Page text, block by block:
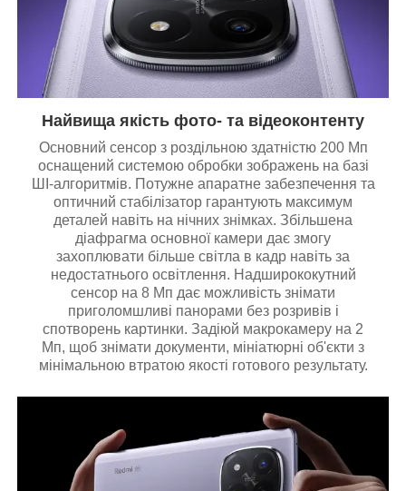
Найвища якість фото- та відеоконтенту
Основний сенсор з роздільною здатністю 200 Мп
оснащений системою обробки зображень на базі
ШІ-алгоритмів. Потужне апаратне забезпечення та
оптичний стабілізатор гарантують максимум
деталей навіть на нічних знімках. Збільшена
діафрагма основної камери дає змогу
захоплювати більше світла в кадр навіть за
недостатнього освітлення. Надширококутний
сенсор на 8 Мп дає можливість знімати
приголомшливі панорами без розривів і
спотворень картинки. Задіюй макрокамеру на 2
Мп, щоб знімати документи, мініатюрні об'єкти з
мінімальною втратою якості готового результату.